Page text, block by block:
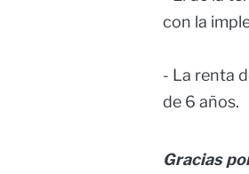
con la
- La renta
de 6 años.
Gracias